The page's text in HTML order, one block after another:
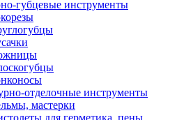
губцевые инструменты
отделочные инструменты
мастерки
для герметика, пены